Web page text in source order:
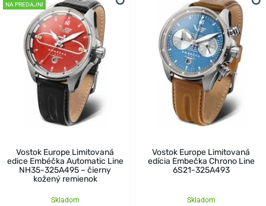
NA PREDAJNI
Vostok Europe Limitovaná
edice Embéčka Automatic Line
NH35-325A495 – čierny
kožený remienok
Skladom
Vostok Europe Limitovaná
edícia Embečka Chrono Line
6S21-325A493
Skladom